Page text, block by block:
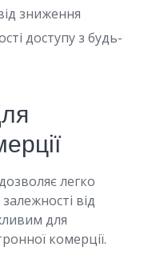
зниження
доступу з будь-
легко
від
для
комерції.